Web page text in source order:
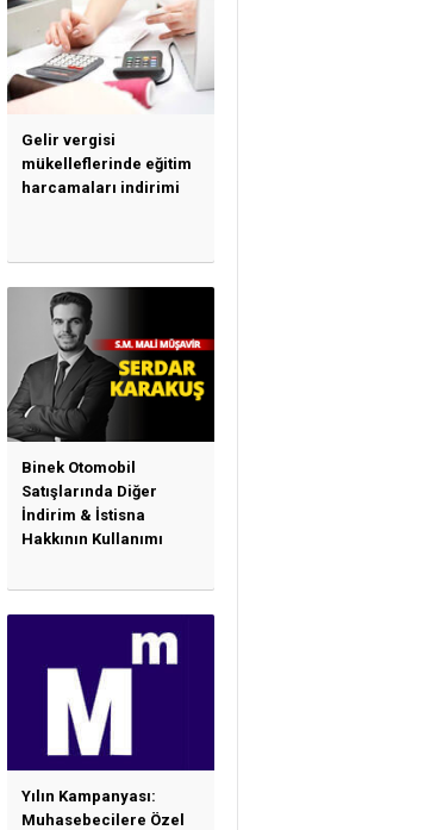
Gelir vergisi
mükelleflerinde eğitim
harcamaları indirimi
Binek Otomobil
Satışlarında Diğer
İndirim & İstisna
Hakkının Kullanımı
Yılın Kampanyası:
Muhasebecilere Özel